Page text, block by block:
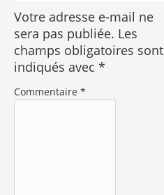
Votre adresse e-mail ne
sera pas publiée. Les
champs obligatoires sont
indiqués avec *
Commentaire *